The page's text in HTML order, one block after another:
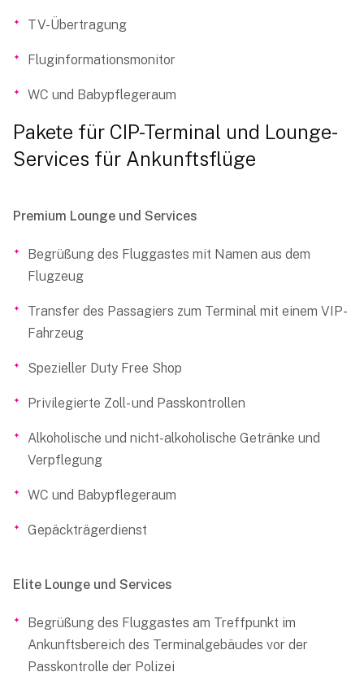
TV-Übertragung
Fluginformationsmonitor
WC und Babypflegeraum
Pakete für CIP-Terminal und Lounge-
Services für Ankunftsflüge
Premium Lounge und Services
Begrüßung des Fluggastes mit Namen aus dem
Flugzeug
Transfer des Passagiers zum Terminal mit einem VIP-
Fahrzeug
Spezieller Duty Free Shop
Privilegierte Zoll- und Passkontrollen
Alkoholische und nicht-alkoholische Getränke und
Verpflegung
WC und Babypflegeraum
Gepäckträgerdienst
Elite Lounge und Services
Begrüßung des Fluggastes am Treffpunkt im
Ankunftsbereich des Terminalgebäudes vor der
Passkontrolle der Polizei